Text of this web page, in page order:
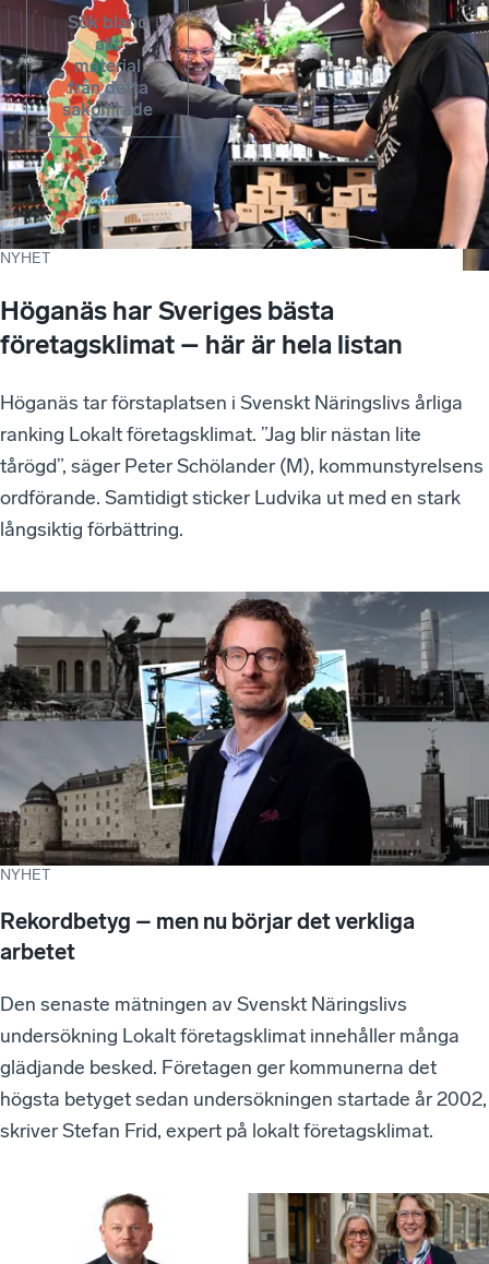
NYHET
Höganäs har Sveriges bästa
företagsklimat – här är hela listan
Höganäs tar förstaplatsen i Svenskt Näringslivs årliga
ranking Lokalt företagsklimat. ”Jag blir nästan lite
tårögd”, säger Peter Schölander (M), kommunstyrelsens
ordförande. Samtidigt sticker Ludvika ut med en stark
långsiktig förbättring.
NYHET
Rekordbetyg – men nu börjar det verkliga
arbetet
Den senaste mätningen av Svenskt Näringslivs
undersökning Lokalt företagsklimat innehåller många
glädjande besked. Företagen ger kommunerna det
högsta betyget sedan undersökningen startade år 2002,
skriver Stefan Frid, expert på lokalt företagsklimat.
Sök bland
allt
material
från detta
sakområde